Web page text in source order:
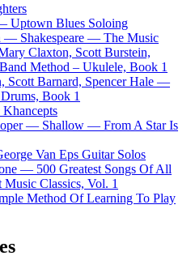
Uptown Blues Soloing
— Shakespeare — The Music
Claxton, Scott Burstein,
Method – Ukulele, Book 1
Scott Barnard, Spencer Hale —
Book 1
— Shallow — From A Star Is
Van Eps Guitar Solos
— 500 Greatest Songs Of All
Classics, Vol. 1
Method Of Learning To Play